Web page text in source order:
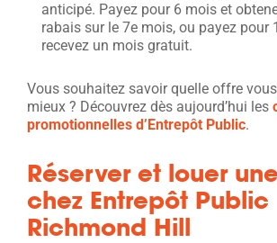
anticipé. Payez pour 6 mois et
rabais sur le 7e mois, ou payez pour
recevez un mois gratuit.
Vous souhaitez savoir quelle offre
mieux ? Découvrez dès aujourd’hui les
promotionnelles d’Entrepôt Public.
Réserver et louer
chez Entrepôt Public
Richmond Hill